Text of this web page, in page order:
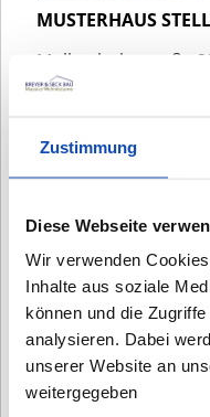
Zustimmung
Diese Webseite
Wir verwenden
Inhalte aus soziale
können und die
analysieren. Dabei
unserer Website an
weitergegeben
MUSTERHAUS
Molkenbuhrstraße
22525 Hamburg
Tel.:
040 / 300 331
Öffnungszeiten
Montag bis Freitag
Samstag + Sonntag
17 Uhr